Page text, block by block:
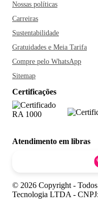
Nossas políticas
Carreiras
Sustentabilidade
Gratuidades e Meia Tarifa
Compre pelo WhatsApp
Sitemap
Certificações
Atendimento em libras
© 2026 Copyright - Todos
Tecnologia LTDA -